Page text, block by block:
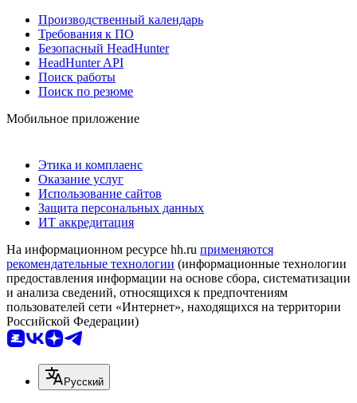
Производственный календарь
Требования к ПО
Безопасный HeadHunter
HeadHunter API
Поиск работы
Поиск по резюме
Мобильное приложение
Этика и комплаенс
Оказание услуг
Использование сайтов
Защита персональных данных
ИТ аккредитация
На информационном ресурсе hh.ru применяются
рекомендательные технологии (информационные технологии
предоставления информации на основе сбора, систематизации
и анализа сведений, относящихся к предпочтениям
пользователей сети «Интернет», находящихся на территории
Российской Федерации)
Русский